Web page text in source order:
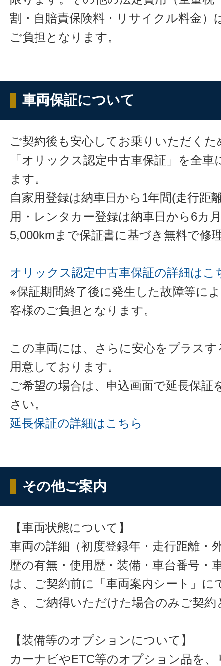
割・自賠責保険料・リサイクル料金）
ご負担となります。
車両保証について
ご契約後も安心してお乗りいただくた
「オリックス認定中古車保証」を全
ます。
自家用登録は納車日から1年間(走行距
用・レンタカー登録は納車日から6カ
5,000kmまで保証書に基づき無料で修
オリックス認定中古車保証の詳細はこ
※保証期間終了後に発生した故障等に
客様のご負担となります。
この車両には、さらに安心をプラス
用意しております。
ご希望の場合は、申込画面で延長保証
さい。
延長保証の詳細はこちら
その他ご案内
【車両状態について】
車両の詳細（初度登録年・走行距離・
歴の有無・使用歴・装備・車台番号・
は、ご契約前に「車両案内シート」に
き、ご納得いただけた場合のみご契約
【装備等のオプションについて】
カーナビやETC等のオプション品を、